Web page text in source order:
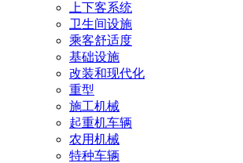
上下客系统
卫生间设施
乘客舒适度
基础设施
改装和现代化
重型
施工机械
起重机车辆
农用机械
特种车辆